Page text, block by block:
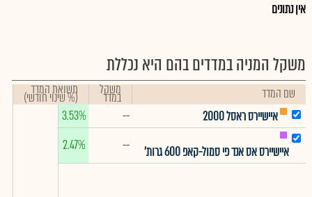
אין נתונים
משקל המניה במדדים בהם היא נכללת
שם המדד משקל
במדד תשואת המדד
(% שינוי חודשי)
איישיירס ראסל 2000
--
3.53%
איישיירס אס אנד פי סמול-קאפ 600 גרות' --
2.47%